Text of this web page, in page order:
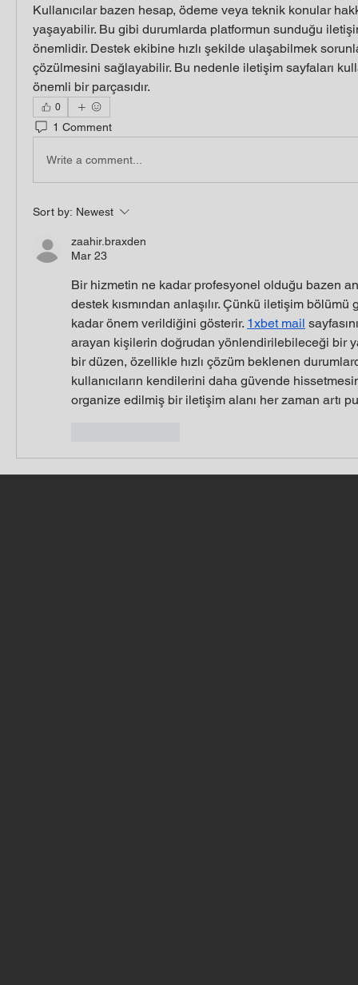
Kullanıcılar bazen hesap, ödeme veya teknik konular
yaşayabilir. Bu gibi durumlarda platformun sunduğu
önemlidir. Destek ekibine hızlı şekilde ulaşabilmek
çözülmesini sağlayabilir. Bu nedenle iletişim sayfaları
önemli bir parçasıdır.
0
1 Comment
Write a comment...
Sort by: Newest
zaahir.braxden
Mar 23
Bir hizmetin ne kadar profesyonel olduğu bazen
destek kısmından anlaşılır. Çünkü iletişim bölümü
kadar önem verildiğini gösterir. 1xbet mail
arayan kişilerin doğrudan yönlendirilebileceği bir
bir düzen, özellikle hızlı çözüm beklenen
kullanıcıların kendilerini daha güvende
organize edilmiş bir iletişim alanı her zaman artı